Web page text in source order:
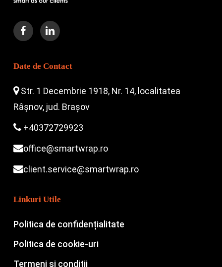
Date de Contact
Str. 1 Decembrie 1918, Nr. 14, localitatea
Râșnov, jud. Brașov
+40372729923
office@smartwrap.ro
client.service@smartwrap.ro
Linkuri Utile
Politica de confidențialitate
Politica de cookie-uri
Termeni și condiții